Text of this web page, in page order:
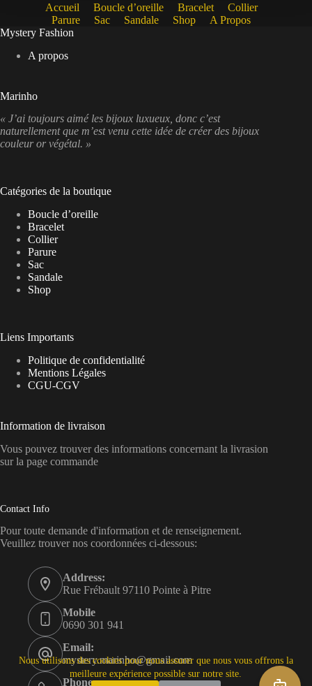
Nous utilisons des cookies pour nous assurer que nous vous offrons la
meilleure expérience possible sur notre site.
Accueil Boucle d’oreille Bracelet
Collier
Parure
Sac Sandale Shop
A Propos
Mystery Fashion
A propos
Marinho
« J’ai toujours aimé les bijoux luxueux, donc c’est
naturellement que m’est venu cette idée de créer des bijoux
couleur or végétal. »
Catégories de la boutique
Boucle d’oreille
Bracelet
Collier
Parure
Sac
Sandale
Shop
Liens Importants
Politique de confidentialité
Mentions Légales
CGU-CGV
Information de livraison
Vous pouvez trouver des informations concernant la livrasion
sur la page commande
Contact Info
Pour toute demande d'information et de renseignement.
Veuillez trouver nos coordonnées ci-dessous:
Address:
Rue Frébault 97110 Pointe à Pitre
Mobile
0690 301 941
Email:
mystery.marinho@gmail.com
Phone: